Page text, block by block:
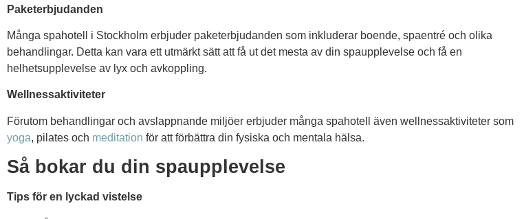
Paketerbjudanden
Många spahotell i Stockholm erbjuder paketerbjudanden som inkluderar boende, spaentré och olika
behandlingar. Detta kan vara ett utmärkt sätt att få ut det mesta av din spaupplevelse och få en
helhetsupplevelse av lyx och avkoppling.
Wellnessaktiviteter
Förutom behandlingar och avslappnande miljöer erbjuder många spahotell även wellnessaktiviteter som
yoga, pilates och meditation för att förbättra din fysiska och mentala hälsa.
Så bokar du din spaupplevelse
Tips för en lyckad vistelse